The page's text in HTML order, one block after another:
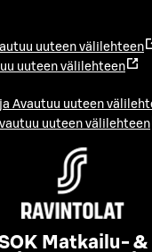
uuteen välilehteen
uuteen välilehteen
Avautuu uuteen
uuteen välilehteen
Matkailu- &